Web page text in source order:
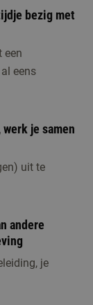
bezig met
een
eens
je samen
uit te
andere
je